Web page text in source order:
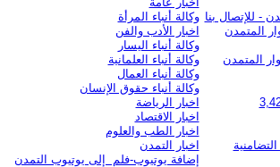
- للإتصال بنا
المتمدن
المتمدن
وكالة أنباء المرأة
اخبار الأدب والفن
وكالة أنباء اليسار
وكالة أنباء العلمانية
وكالة أنباء العمال
وكالة أنباء حقوق الإنسان
اخبار الرياضة
اخبار الاقتصاد
اخبار الطب والعلوم
اخبار التمدن
إضافة يوتيوب-فلم إلى يوتيوب التمدن